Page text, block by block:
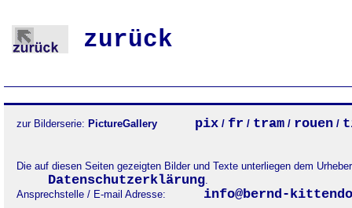
zurück
zur Bilderserie: PictureGallery pix / fr / tram / rouen /
Die auf diesen Seiten gezeigten Bilder und Texte unterliegen dem
Datenschutzerklärung.
Ansprechstelle / E-mail Adresse:
info@bernd-